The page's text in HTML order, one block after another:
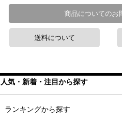
商品についてのお
送料について
人気・新着・注目から探す
ランキングから探す